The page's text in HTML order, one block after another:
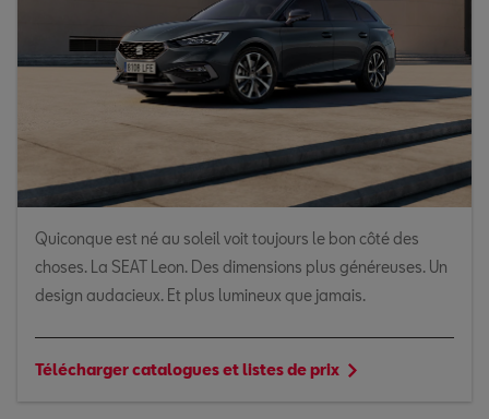
Quiconque est né au soleil voit toujours le bon côté des
choses. La SEAT Leon. Des dimensions plus généreuses. Un
design audacieux. Et plus lumineux que jamais.
Télécharger catalogues et listes de prix